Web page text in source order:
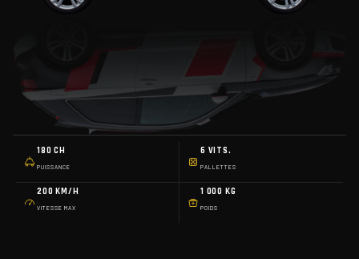
180 CH
PUISSANCE
6 VITS.
PALLETTES
200 KM/H
VITESSE MAX
1 000 KG
POIDS